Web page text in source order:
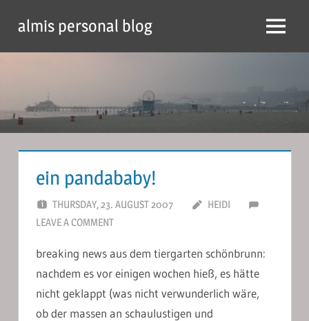
content
almis personal blog Menu
ein pandababy!
THURSDAY, 23. AUGUST 2007
HEIDI
LEAVE A COMMENT
breaking news aus dem tiergarten schönbrunn:
nachdem es vor einigen wochen hieß, es hätte
nicht geklappt (was nicht verwunderlich wäre,
ob der massen an schaulustigen und